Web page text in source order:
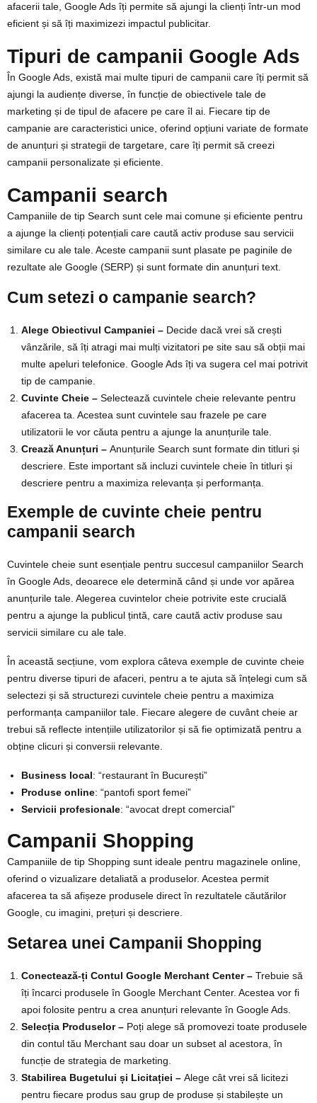
afacerii tale, Google Ads îți permite să ajungi la clienți într-un mod
eficient și să îți maximizezi impactul publicitar.
Tipuri de campanii Google Ads
În Google Ads, există mai multe tipuri de campanii care îți permit să
ajungi la audiențe diverse, în funcție de obiectivele tale de
marketing și de tipul de afacere pe care îl ai. Fiecare tip de
campanie are caracteristici unice, oferind opțiuni variate de formate
de anunțuri și strategii de targetare, care îți permit să creezi
campanii personalizate și eficiente.
Campanii search
Campaniile de tip Search sunt cele mai comune și eficiente pentru
a ajunge la clienți potențiali care caută activ produse sau servicii
similare cu ale tale. Aceste campanii sunt plasate pe paginile de
rezultate ale Google (SERP) și sunt formate din anunțuri text.
Cum setezi o campanie search?
Alege Obiectivul Campaniei – Decide dacă vrei să crești
vânzările, să îți atragi mai mulți vizitatori pe site sau să obții mai
multe apeluri telefonice. Google Ads îți va sugera cel mai potrivit
tip de campanie.
Cuvinte Cheie – Selectează cuvintele cheie relevante pentru
afacerea ta. Acestea sunt cuvintele sau frazele pe care
utilizatorii le vor căuta pentru a ajunge la anunțurile tale.
Crează Anunțuri – Anunțurile Search sunt formate din titluri și
descriere. Este important să incluzi cuvintele cheie în titluri și
descriere pentru a maximiza relevanța și performanța.
Exemple de cuvinte cheie pentru
campanii search
Cuvintele cheie sunt esențiale pentru succesul campaniilor Search
în Google Ads, deoarece ele determină când și unde vor apărea
anunțurile tale. Alegerea cuvintelor cheie potrivite este crucială
pentru a ajunge la publicul țintă, care caută activ produse sau
servicii similare cu ale tale.
În această secțiune, vom explora câteva exemple de cuvinte cheie
pentru diverse tipuri de afaceri, pentru a te ajuta să înțelegi cum să
selectezi și să structurezi cuvintele cheie pentru a maximiza
performanța campaniilor tale. Fiecare alegere de cuvânt cheie ar
trebui să reflecte intențiile utilizatorilor și să fie optimizată pentru a
obține clicuri și conversii relevante.
Business local: “restaurant în București”
Produse online: “pantofi sport femei”
Servicii profesionale: “avocat drept comercial”
Campanii Shopping
Campaniile de tip Shopping sunt ideale pentru magazinele online,
oferind o vizualizare detaliată a produselor. Acestea permit
afacerea ta să afișeze produsele direct în rezultatele căutărilor
Google, cu imagini, prețuri și descriere.
Setarea unei Campanii Shopping
Conectează-ți Contul Google Merchant Center – Trebuie să
îți încarci produsele în Google Merchant Center. Acestea vor fi
apoi folosite pentru a crea anunțuri relevante în Google Ads.
Selecția Produselor – Poți alege să promovezi toate produsele
din contul tău Merchant sau doar un subset al acestora, în
funcție de strategia de marketing.
Stabilirea Bugetului și Licitației – Alege cât vrei să licitezi
pentru fiecare produs sau grup de produse și stabilește un